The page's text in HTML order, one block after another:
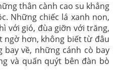
thân cành cao su khẳng
Những chiếc lá xanh non,
với gió, đùa giỡn với trăng,
ngờ hơn, không biết từ đâu
về, những cánh cò bay
và quấn quýt bên đàn bò